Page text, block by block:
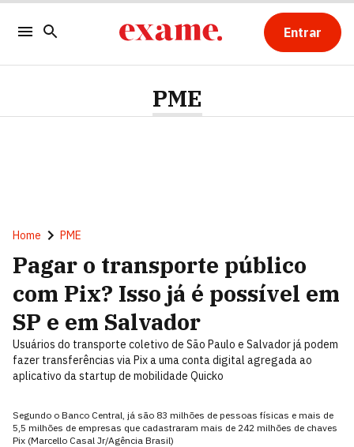
Entrar
PME
Home PME
Pagar o transporte público
com Pix? Isso já é possível em
SP e em Salvador
Usuários do transporte coletivo de São Paulo e Salvador já podem
fazer transferências via Pix a uma conta digital agregada ao
aplicativo da startup de mobilidade Quicko
Segundo o Banco Central, já são 83 milhões de pessoas físicas e mais de
5,5 milhões de empresas que cadastraram mais de 242 milhões de chaves
Pix (Marcello Casal Jr/Agência Brasil)